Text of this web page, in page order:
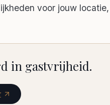
voor jouw
in gastvrijheid.